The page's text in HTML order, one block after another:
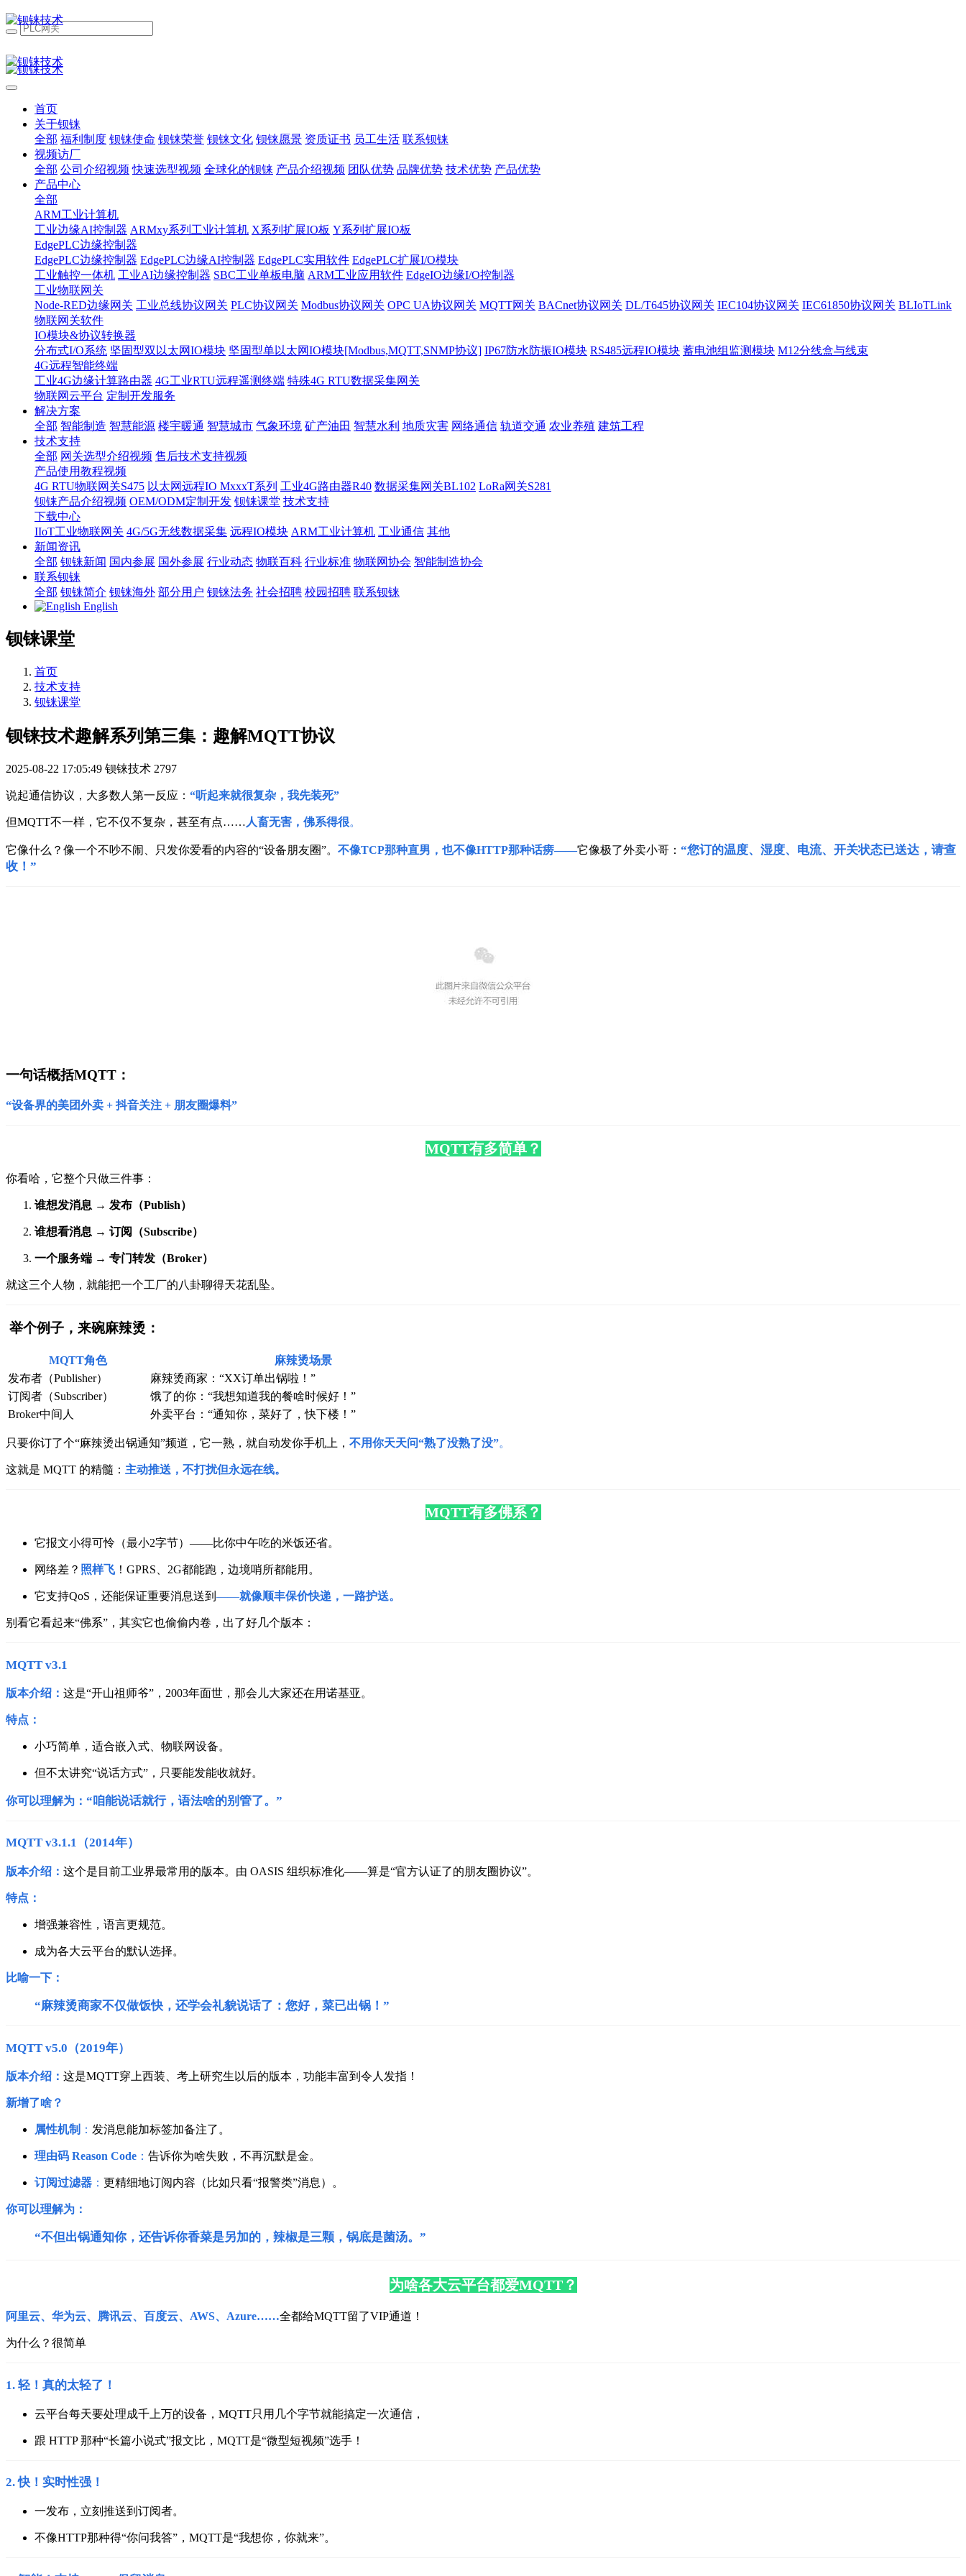
首页
关于钡铼
全部 福利制度 钡铼使命 钡铼荣誉 钡铼文化 钡铼愿景 资质证书 员工生活 联系钡铼
视频访厂
全部 公司介绍视频 快速选型视频 全球化的钡铼 产品介绍视频 团队优势 品牌优势 技术优势 产品优势
产品中心
全部
ARM工业计算机
工业边缘AI控制器 ARMxy系列工业计算机 X系列扩展IO板 Y系列扩展IO板
EdgePLC边缘控制器
EdgePLC边缘控制器 EdgePLC边缘AI控制器 EdgePLC实用软件 EdgePLC扩展I/O模块
工业触控一体机 工业AI边缘控制器 SBC工业单板电脑 ARM工业应用软件 EdgeIO边缘I/O控制器
工业物联网关
Node-RED边缘网关 工业总线协议网关 PLC协议网关 Modbus协议网关 OPC UA协议网关 MQTT网关 BACnet协议网关 DL/T645协议网关 IEC104协议网关 IEC61850协议网关 BLIoTLink
物联网关软件
IO模块&协议转换器
分布式I/O系统 坚固型双以太网IO模块 坚固型单以太网IO模块[Modbus,MQTT,SNMP协议] IP67防水防振IO模块 RS485远程IO模块 蓄电池组监测模块 M12分线盒与线束
4G远程智能终端
工业4G边缘计算路由器 4G工业RTU远程遥测终端 特殊4G RTU数据采集网关
物联网云平台 定制开发服务
解决方案
全部 智能制造 智慧能源 楼宇暖通 智慧城市 气象环境 矿产油田 智慧水利 地质灾害 网络通信 轨道交通 农业养殖 建筑工程
技术支持
全部 网关选型介绍视频 售后技术支持视频
产品使用教程视频
4G RTU物联网关S475 以太网远程IO MxxxT系列 工业4G路由器R40 数据采集网关BL102 LoRa网关S281
钡铼产品介绍视频 OEM/ODM定制开发 钡铼课堂 技术支持
下载中心
IIoT工业物联网关 4G/5G无线数据采集 远程IO模块 ARM工业计算机 工业通信 其他
新闻资讯
全部 钡铼新闻 国内参展 国外参展 行业动态 物联百科 行业标准 物联网协会 智能制造协会
联系钡铼
全部 钡铼简介 钡铼海外 部分用户 钡铼法务 社会招聘 校园招聘 联系钡铼
English
钡铼课堂
首页
技术支持
钡铼课堂
钡铼技术趣解系列第三集：趣解MQTT协议
2025-08-22 17:05:49 钡铼技术 2797
说起通信协议，大多数人第一反应： “听起来就很复杂，我先装死”
但MQTT不一样， 它不仅不复杂，甚至有点…… 人畜无害，佛系得很。
它像什么？ 像一个不吵不闹、只发你爱看的内容的“设备朋友圈”。 不像TCP那种直男，也不像HTTP那种话痨——它像极了外卖小哥： “您订的温度、湿度、电流、开关状态已送达，请查
收！”
一句话概括MQTT：
“设备界的美团外卖 + 抖音关注 + 朋友圈爆料”
MQTT有多简单？
你看哈，它整个只做三件事：
谁想发消息 → 发布（Publish）
谁想看消息 → 订阅（Subscribe）
一个服务端 → 专门转发（Broker）
就这三个人物，就能把一个工厂的八卦聊得天花乱坠。
举个例子，来碗麻辣烫：
MQTT角色
麻辣烫场景
发布者（Publisher）
麻辣烫商家：“XX订单出锅啦！”
订阅者（Subscriber）
饿了的你：“我想知道我的餐啥时候好！”
Broker中间人
外卖平台：“通知你，菜好了，快下楼！”
只要你订了个“麻辣烫出锅通知”频道，它一熟，就自动发你手机上， 不用你天天问“熟了没熟了没”。
这就是 MQTT 的精髓： 主动推送，不打扰但永远在线。
MQTT有多佛系？
它报文小得可怜（最小2字节）——比你中午吃的米饭还省。
网络差？ 照样飞 ！GPRS、2G都能跑，边境哨所都能用。
它支持QoS，还能保证重要消息送到 ——就像顺丰保价快递，一路护送。
别看它看起来“佛系”，其实它也偷偷内卷，出了好几个版本：
MQTT v3.1
版本介绍： 这是“开山祖师爷”，2003年面世，那会儿大家还在用诺基亚。
特点：
小巧简单，适合嵌入式、物联网设备。
但不太讲究“说话方式”，只要能发能收就好。
你可以理解为： “咱能说话就行，语法啥的别管了。”
MQTT v3.1.1（2014年）
版本介绍： 这个是目前工业界最常用的版本。 由 OASIS 组织标准化——算是“官方认证了的朋友圈协议”。
特点：
增强兼容性，语言更规范。
成为各大云平台的默认选择。
比喻一下：
“麻辣烫商家不仅做饭快，还学会礼貌说话了：您好，菜已出锅！”
MQTT v5.0（2019年）
版本介绍： 这是MQTT穿上西装、考上研究生以后的版本，功能丰富到令人发指！
新增了啥？
属性机制 ： 发消息能加标签加备注了。
理由码 Reason Code ： 告诉你为啥失败，不再沉默是金。
订阅过滤器 ： 更精细地订阅内容（比如只看“报警类”消息）。
你可以理解为：
“不但出锅通知你，还告诉你香菜是另加的，辣椒是三颗，锅底是菌汤。”
为啥各大云平台都爱MQTT？
阿里云、华为云、腾讯云、百度云、AWS、Azure……全都给MQTT留了VIP通道！
为什么？很简单
1. 轻！真的太轻了！
云平台每天要处理成千上万的设备，MQTT只用几个字节就能搞定一次通信，
跟 HTTP 那种“长篇小说式”报文比，MQTT是“微型短视频”选手！
2.快！实时性强！
一发布，立刻推送到订阅者。
不像HTTP那种得“你问我答”，MQTT是“我想你，你就来”。